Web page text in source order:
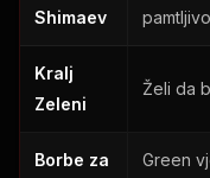
Shimaev
Kralj
Zeleni
Želi da
Borbe za
Green